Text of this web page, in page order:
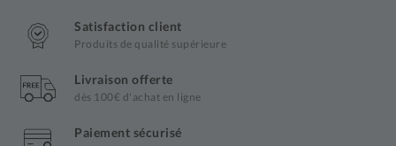
Satisfaction client
Produits de qualité supérieure
Livraison offerte
dès 100€ d'achat en ligne
Paiement sécurisé